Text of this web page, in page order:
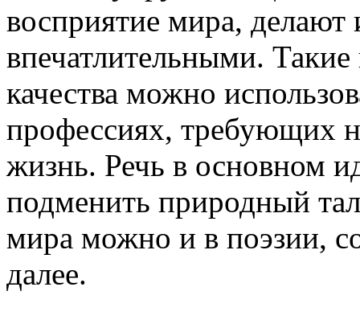
восприятие мира, делают
впечатлительными.
качества можно
профессиях, требующих
жизнь. Речь в основном
подменить природный
мира можно и в поэзии,
далее.